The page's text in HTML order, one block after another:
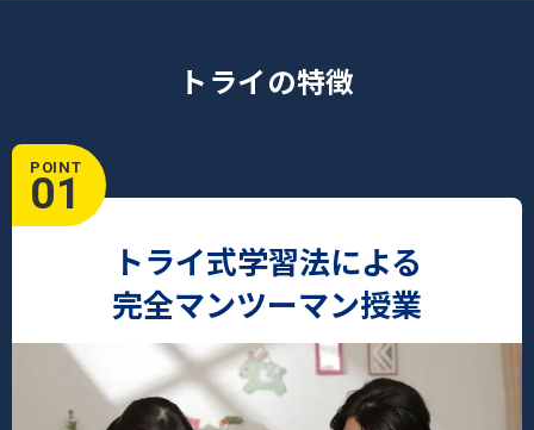
トライの特徴
POINT
01
トライ式学習法による
完全マンツーマン授業